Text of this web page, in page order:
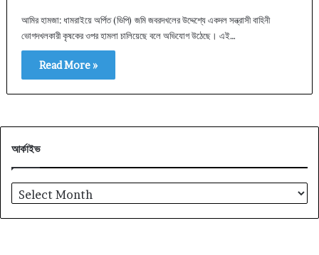
আমির হামজা: ধামরাইয়ে অর্পিত (ভিপি) জমি জবরদখলের উদ্দেশ্যে একদল সন্ত্রাসী বাহিনী
ভোগদখলকারী কৃষকের ওপর হামলা চালিয়েছে বলে অভিযোগ উঠেছে। এই…
Read More »
আর্কাইভ
আর্কাইভ